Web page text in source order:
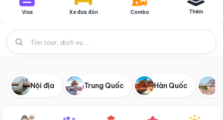
Visa Xe đưa đón Combo Thêm
Nội địa Trung Quốc Hàn Quốc